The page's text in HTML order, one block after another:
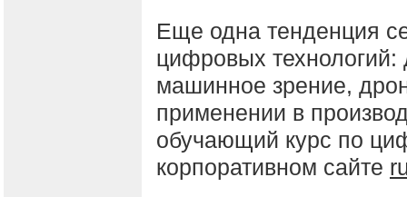
Еще одна тенденция
цифровых технологий:
машинное зрение,
применении в
обучающий курс по
корпоративном сайте